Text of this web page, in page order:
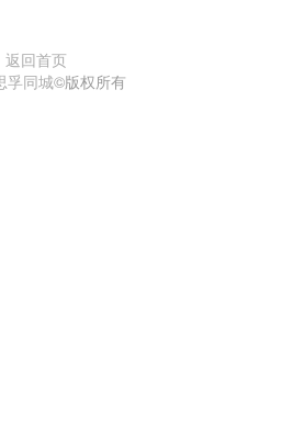
返回首页
孚同城©版权所有